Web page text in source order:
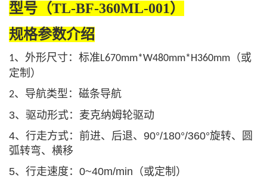
型号（TL-BF-360ML-001）
规格参数介绍
1、外形尺寸：标准L670mm*W480mm*H360mm （或
定制）
2、导航类型：磁条导航
3、驱动形式：麦克纳姆轮驱动
4、行走方式：前进、后退、90°/180°/360°旋转、圆
弧转弯、横移
5、行走速度：0~40m/min（或定制）